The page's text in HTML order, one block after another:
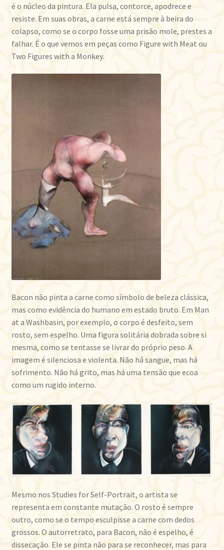
é o núcleo da pintura. Ela pulsa, contorce, apodrece e
resiste. Em suas obras, a carne está sempre à beira do
colapso, como se o corpo fosse uma prisão mole, prestes a
falhar. É o que vemos em peças como Figure with Meat ou
Two Figures with a Monkey.
Bacon não pinta a carne como símbolo de beleza clássica,
mas como evidência do humano em estado bruto. Em Man
at a Washbasin, por exemplo, o corpo é desfeito, sem
rosto, sem espelho. Uma figura solitária dobrada sobre si
mesma, como se tentasse se livrar do próprio peso. A
imagem é silenciosa e violenta. Não há sangue, mas há
sofrimento. Não há grito, mas há uma tensão que ecoa
como um rugido interno.
Mesmo nos Studies for Self-Portrait, o artista se
representa em constante mutação. O rosto é sempre
outro, como se o tempo esculpisse a carne com dedos
grossos. O autorretrato, para Bacon, não é espelho, é
dissecação. Ele se pinta não para se reconhecer, mas para